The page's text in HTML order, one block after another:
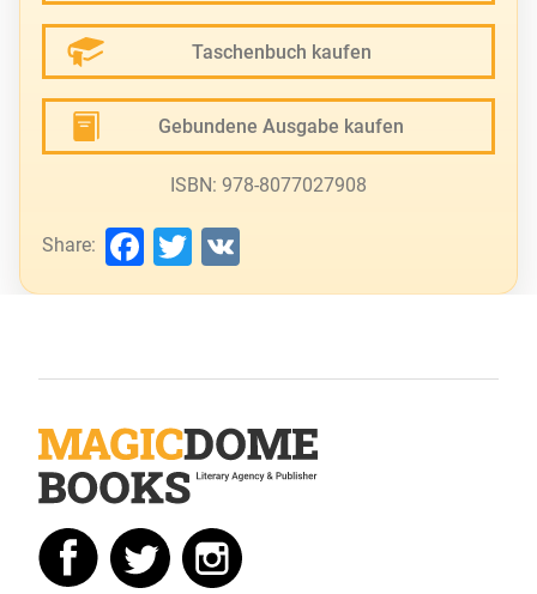
Taschenbuch kaufen
Gebundene Ausgabe kaufen
ISBN: 978-8077027908
Share: Facebook
Twitter